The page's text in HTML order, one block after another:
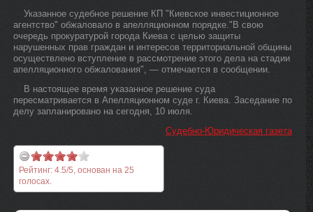
Указанное судебное решение КП "Киевское инвестиционное
агентство" обжаловало в апелляционном порядке."В свою
очередь прокуратурой города Киева с целью защиты
нарушенных прав граждан и интересов территориальной общины
осуществлено вступление в рассмотрение этого дела на стадии
апелляционного обжалования", — отмечается в сообщении.
В настоящее время указанное решение суда
пересматривается в Апелляционном суде г. Киева. Заседание по
делу запланировано на сегодня, 10 июля.
Судебно-Юридическая газета
Рейтинг: 4.5/5, основан на 25
голосах.